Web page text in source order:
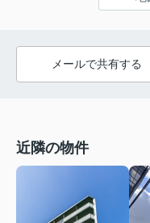
メールで共有する
近隣の物件